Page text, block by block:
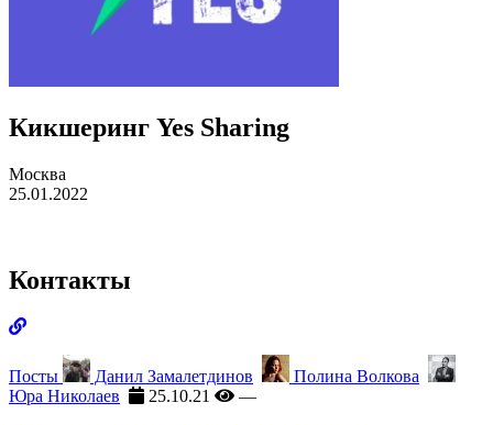
Кикшеринг Yes Sharing
Москва
25.01.2022
Контакты
Посты Данил Замалетдинов
Полина Волкова
Юра Николаев
25.10.21 —